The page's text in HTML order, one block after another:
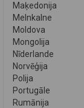
Maķedonija
Melnkalne
Moldova
Mongolija
Nīderlande
Norvēģija
Polija
Portugāle
Rumānija